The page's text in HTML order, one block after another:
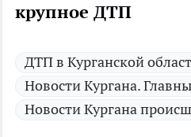
крупное ДТП
ДТП в Курганской
Новости Кургана.
Новости Кургана